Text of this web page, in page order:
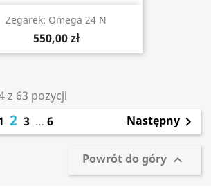
Zegarek: Omega 24 N
550,00 zł
z 63 pozycji
2 3 … 6 Następny 
Powrót do góry 